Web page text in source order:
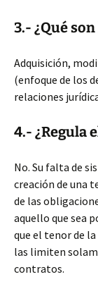
3.- ¿Qué
Adquisición,
(enfoque de los
relaciones
4.- ¿Regula
No. Su falta de
creación de una
de las
aquello que sea
que el tenor de
las limiten
contratos.